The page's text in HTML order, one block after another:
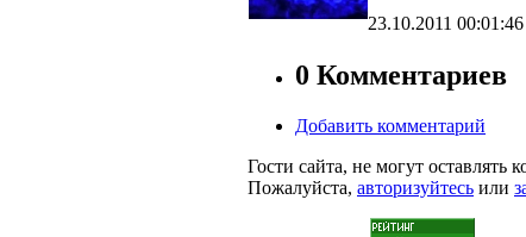
23.10.2011 00:01:46
0 Комментариев
Добавить комментарий
Гости сайта, не могут оставлять
Пожалуйста, авторизуйтесь или